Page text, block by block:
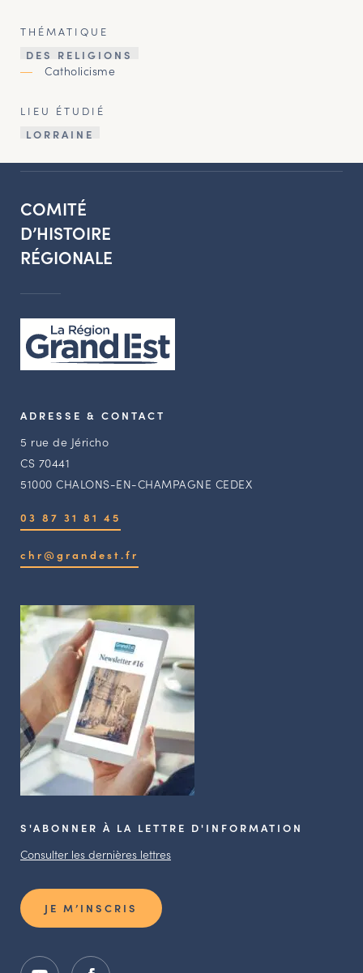
THÉMATIQUE
DES RELIGIONS
Catholicisme
LIEU ÉTUDIÉ
LORRAINE
COMITÉ
D’HISTOIRE
RÉGIONALE
ADRESSE & CONTACT
5 rue de Jéricho
CS 70441
51000 CHALONS-EN-CHAMPAGNE CEDEX
03 87 31 81 45
chr@grandest.fr
S'ABONNER À LA LETTRE D'INFORMATION
Consulter les dernières lettres
JE M’INSCRIS